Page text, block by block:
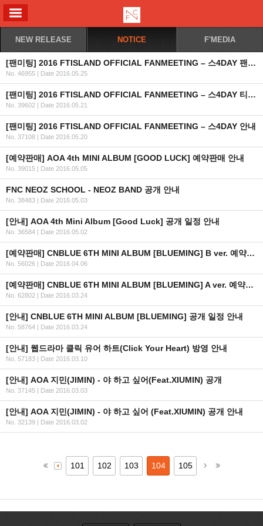
NEW RELEASE NOTICE F'MEDIA
[팬미팅] 2016 FTISLAND OFFICIAL FANMEETING – 스4DAY 팬클럽 인증 및 예매 URL 안내
No. 46955 | Date 2016.05.25
[팬미팅] 2016 FTISLAND OFFICIAL FANMEETING – 스4DAY 티켓예매안내
No. 39602 | Date 2016.05.21
[팬미팅] 2016 FTISLAND OFFICIAL FANMEETING – 스4DAY 안내
No. 37108 | Date 2016.05.20
[예약판매] AOA 4th MINI ALBUM [GOOD LUCK] 예약판매 안내
No. 39015 | Date 2016.05.05
FNC NEOZ SCHOOL - NEOZ BAND 공개 안내
No. 38483 | Date 2016.05.03
[안내] AOA 4th Mini Album [Good Luck] 공개 일정 안내
No. 36584 | Date 2016.05.02
[예약판매] CNBLUE 6TH MINI ALBUM [BLUEMING] B ver. 예약판매 안내
No. 56026 | Date 2016.04.06
[예약판매] CNBLUE 6TH MINI ALBUM [BLUEMING] A ver. 예약판매 안내
No. 62802 | Date 2016.03.24
[안내] CNBLUE 6TH MINI ALBUM [BLUEMING] 공개 일정 안내
No. 58764 | Date 2016.03.24
[안내] 웹드라마 클릭 유어 하트(Click Your Heart) 방영 안내
No. 57183 | Date 2016.03.10
[안내] AOA 지민(JIMIN) - 야 하고 싶어(Feat.XIUMIN) 공개
No. 37145 | Date 2016.03.03
[안내] AOA 지민(JIMIN) - 야 하고 싶어 (Feat.XIUMIN) 공개 안내
No. 32139 | Date 2016.03.02
101 102 103 104 105